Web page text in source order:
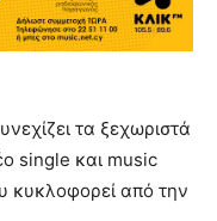
τα ξεχωριστά
single και music
κυκλοφορεί από την